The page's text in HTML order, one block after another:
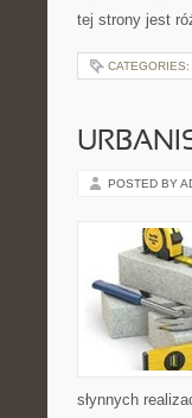
tej strony jest
CATEGORIES:
POSTED BY
słynnych